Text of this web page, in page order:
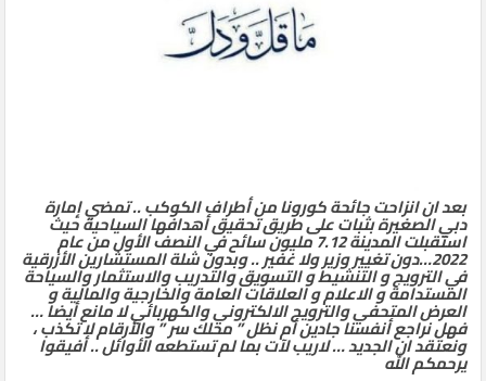
بعد ان انزاحت جائحة كورونا من أطراف الكوكب .. تمضي إمارة
دبي الصغيرة بثبات على طريق تحقيق أهدافها السياحية حيث
استقبلت المدينة 7.12 مليون سائح في النصف الأول من عام
2022…دون تغيير وزير ولا غفير .. وبدون شلة المستشارين الأزرقية
في الترويج و التنشيط و التسويق والتدريب والاستثمار والسياحة
المستدامة و الاعلام و العلاقات العامة والخارجية والمالية و
العرض المتحفي والترويج الالكتروني والكهربائي لا مانع أيضا …
فهل نراجع أنفسنا جادين أم نظل ” محلك سر ” والأرقام لا تكذب ،
ونعتقد ان الجديد … لاريب لآت بما لم تستطعه الأوائل .. أفيقوا
يرحمكم الله